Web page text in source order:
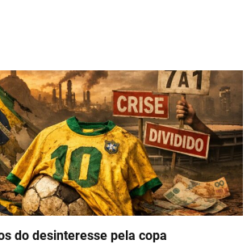
do desinteresse pela copa